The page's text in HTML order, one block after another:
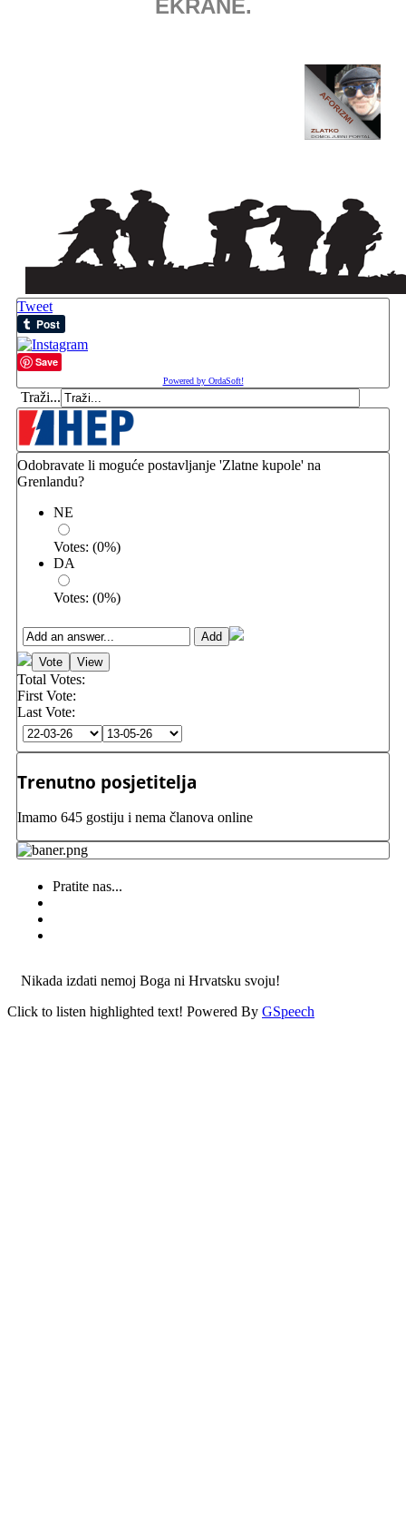
EKRANE.
Tweet
Save
Powered by OrdaSoft!
Traži...
Odobravate li moguće postavljanje 'Zlatne kupole' na
Grenlandu?
NE
Votes: (0%)
DA
Votes: (0%)
Total Votes:
First Vote:
Last Vote:
Trenutno posjetitelja
Imamo 645 gostiju i nema članova online
Pratite nas...
Nikada izdati nemoj Boga ni Hrvatsku svoju!
Click to listen highlighted text! Powered By GSpeech